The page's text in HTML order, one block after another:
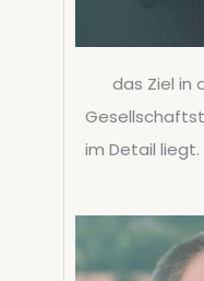
das Ziel in
im Detail liegt.